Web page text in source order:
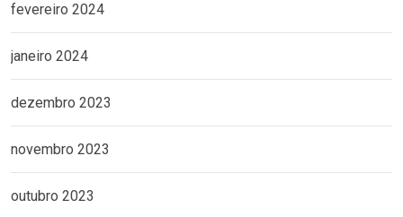
fevereiro 2024
janeiro 2024
dezembro 2023
novembro 2023
outubro 2023